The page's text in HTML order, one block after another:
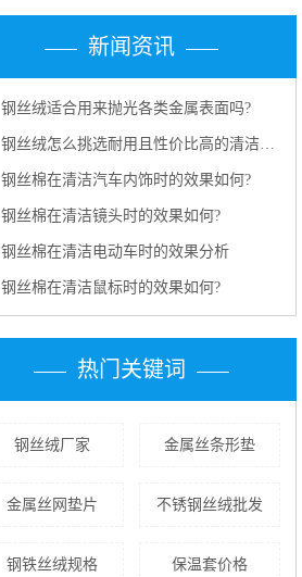
新闻资讯
钢丝绒适合用来抛光各类金属表面吗?
钢丝绒怎么挑选耐用且性价比高的清洁好物?
钢丝棉在清洁汽车内饰时的效果如何?
钢丝棉在清洁镜头时的效果如何?
钢丝棉在清洁电动车时的效果分析
钢丝棉在清洁鼠标时的效果如何?
热门关键词
钢丝绒厂家 金属丝条形垫
金属丝网垫片 不锈钢丝绒批发
钢铁丝绒规格 保温套价格